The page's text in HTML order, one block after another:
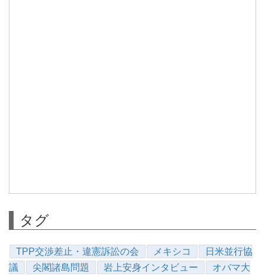
タグ
TPP交渉差止・違憲訴訟の会 メキシコ
日米並行協
議
尖閣諸島問題 岩上安身インタビュー
オバマ大